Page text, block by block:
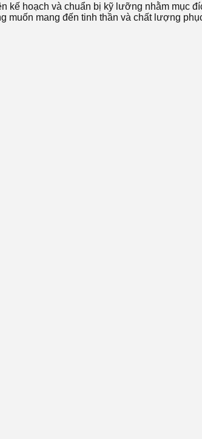
kế hoạch và chuẩn bị kỹ lưỡng nhằm mục
muốn mang đến tinh thần và chất lượng